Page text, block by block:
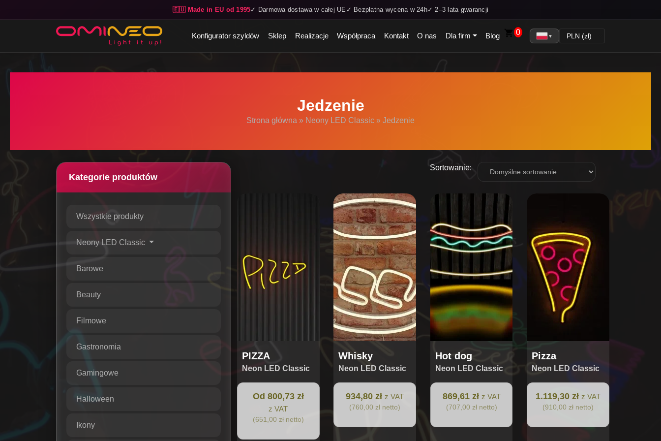
🇪🇺 Made in EU od 1995✓ Darmowa dostawa w całej UE ✓ Bezpłatna wycena w 24h✓ 2–3 lata gwarancji
Skip to main content
Konfigurator szyldów Sklep Realizacje Współpraca Kontakt O nas Dla firm Blog 0 ▼
Jedzenie
Strona główna » Neony LED Classic » Jedzenie
Kategorie produktów
Wszystkie produkty
Neony LED Classic
Barowe
Beauty
Filmowe
Gastronomia
Gamingowe
Halloween
Ikony
Sortowanie:
PIZZA
Neon LED Classic
Od 800,73 zł
z VAT
(651,00 zł netto)
Opcje
można
wybrać
Whisky
Neon LED Classic
934,80 zł z VAT
(760,00 zł netto)
Hot dog
Neon LED Classic
869,61 zł z VAT
(707,00 zł netto)
Pizza
Neon LED Classic
1.119,30 zł z VAT
(910,00 zł netto)